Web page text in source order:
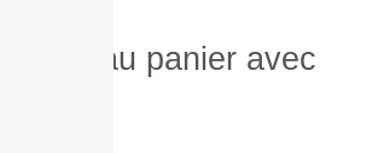
au panier avec